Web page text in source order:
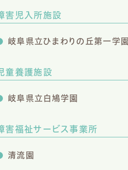
害児入所施設
岐阜県立ひまわりの丘第一学園
童養護施設
岐阜県立白鳩学園
害福祉サービス事業所
清流園